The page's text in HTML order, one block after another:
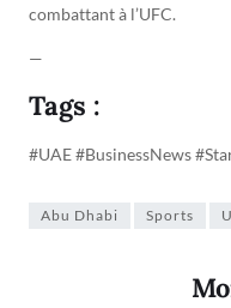
combattant à l’UFC.
—
Tags :
#UAE #BusinessNews
Abu Dhabi Sports